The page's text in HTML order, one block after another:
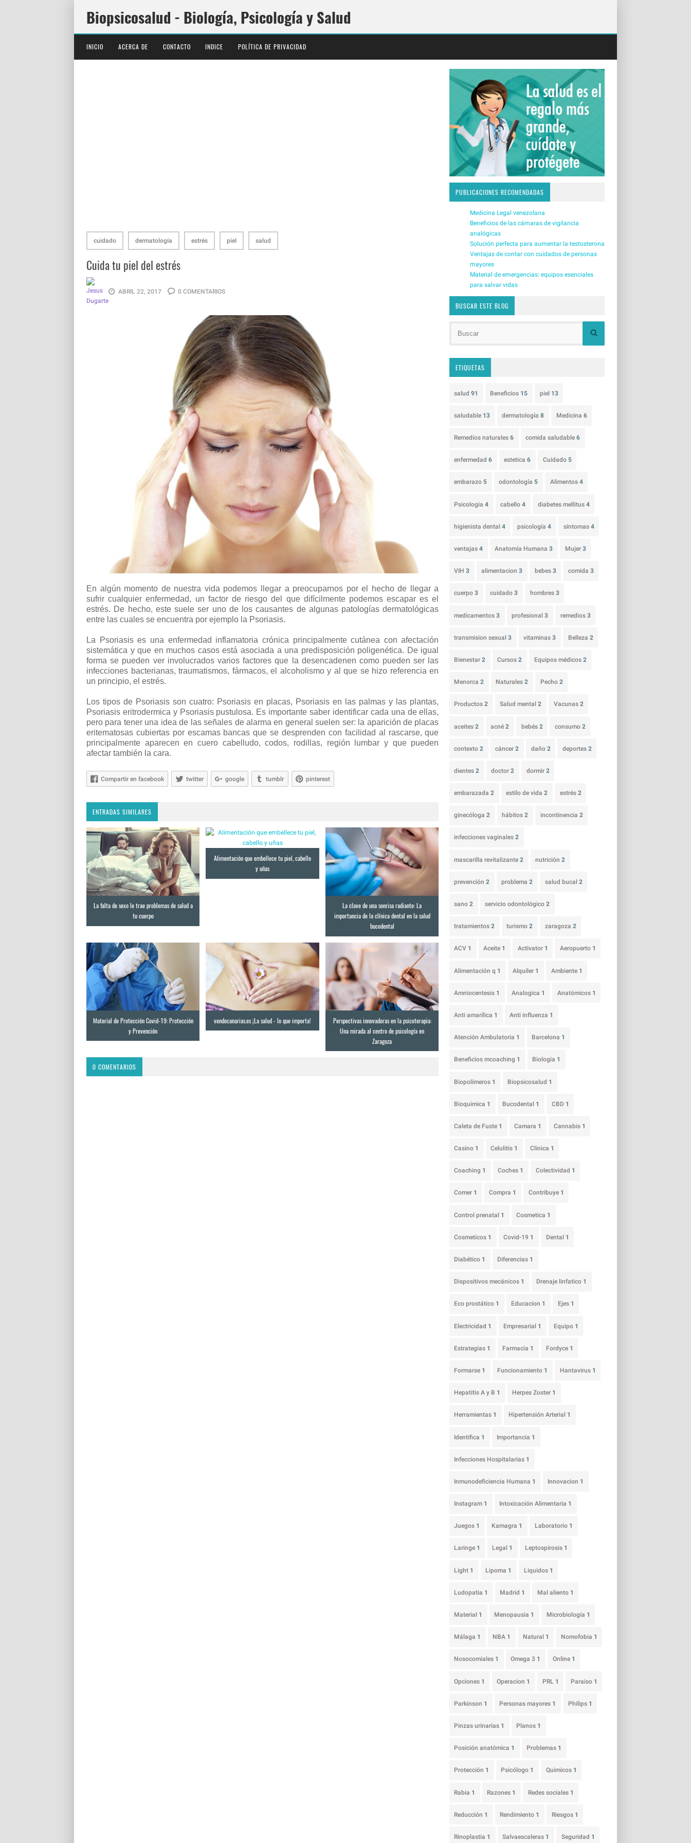
Biopsicosalud - Biología, Psicología y Salud
INICIO ACERCA DE CONTACTO INDICE POLÍTICA DE PRIVACIDAD
cuidado dermatología estrés piel salud
Cuida tu piel del estrés
ABRIL 22, 2017 0 COMENTARIOS
En algún momento de nuestra vida podemos llegar a preocuparnos por el hecho de llegar a
sufrir cualquier enfermedad, un factor de riesgo del que difícilmente podemos escapar es el
estrés. De hecho, este suele ser uno de los causantes de algunas patologías dermatológicas
entre las cuales se encuentra por ejemplo la Psoriasis.
La Psoriasis es una enfermedad inflamatoria crónica principalmente cutánea con afectación
sistemática y que en muchos casos está asociada a una predisposición poligenética. De igual
forma se pueden ver involucrados varios factores que la desencadenen como pueden ser las
infecciones bacterianas, traumatismos, fármacos, el alcoholismo y al que se hizo referencia en
un principio, el estrés.
Los tipos de Psoriasis son cuatro: Psoriasis en placas, Psoriasis en las palmas y las plantas,
Psoriasis eritrodermica y Psoriasis pustulosa. Es importante saber identificar cada una de ellas,
pero para tener una idea de las señales de alarma en general suelen ser: la aparición de placas
eritematosas cubiertas por escamas bancas que se desprenden con facilidad al rascarse, que
principalmente aparecen en cuero cabelludo, codos, rodillas, región lumbar y que pueden
afectar también la cara.
Compartir en facebook twitter google tumblr pinterest
ENTRADAS SIMILARES
La falta de sexo le trae problemas de salud a
tu cuerpo
Alimentación que embellece tu piel, cabello
y uñas
La clave de una sonrisa radiante: La
importancia de la clínica dental en la salud
bucodental
Material de Protección Covid-19: Protección
y Prevención
vendocanarias.es ¡La salud - lo que importa!
Perspectivas innovadoras en la psicoterapia:
Una mirada al centro de psicología en
Zaragoza
0 COMENTARIOS
PUBLICACIONES RECOMENDADAS
Medicina Legal venezolana
Beneficios de las cámaras de vigilancia
analógicas
Solución perfecta para aumentar la testosterona
Ventajas de contar con cuidados de personas
mayores
Material de emergencias: equipos esenciales
para salvar vidas
BUSCAR ESTE BLOG
ETIQUETAS
salud91 Beneficios 15 piel 13
saludable 13 dermatología8 Medicina 6
Remedios naturales6 comida saludable6
enfermedad6 estetica6 Cuidado 5
embarazo 5 odontología 5 Alimentos 4
Psicologia4 cabello4 diabetes mellitus 4
higienista dental4 psicología4 síntomas 4
ventajas4 Anatomía Humana3 Mujer 3
VIH3 alimentacion3 bebes 3 comida 3
cuerpo3 cuidado3 hombres 3
medicamentos3 profesional3 remedios 3
transmision sexual3 vitaminas3 Belleza 2
Bienestar2 Cursos2 Equipos médicos 2
Menorca2 Naturales2 Pecho 2
Productos2 Salud mental2 Vacunas 2
aceites2 acné2 bebés 2 consumo 2
contexto2 cáncer2 daño 2 deportes 2
dientes2 doctor2 dormir 2
embarazada2 estilo de vida2 estrés 2
ginecóloga2 hábitos2 incontinencia 2
infecciones vaginales2
mascarilla revitalizante2 nutrición2
prevención2 problema2 salud bucal 2
sano2 servicio odontológico2
tratamientos2 turismo2 zaragoza 2
ACV 1 Aceite 1 Activator 1 Aeropuerto 1
Alimentación q 1 Alquiler 1 Ambiente 1
Amniocentesis 1 Analogica 1 Anatómicos 1
Anti amarílica 1 Anti influenza 1
Atención Ambulatoria 1 Barcelona 1
Beneficios mcoaching 1 Biologia 1
Biopolímeros 1 Biopsicosalud 1
Bioquimica 1 Bucodental 1 CBD 1
Caleta de Fuste 1 Camara 1 Cannabis 1
Casino 1 Celulitis 1 Clinica 1
Coaching 1 Coches 1 Colectividad 1
Comer 1 Compra 1 Contribuye 1
Control prenatal 1 Cosmetica 1
Cosmeticos 1 Covid-19 1 Dental 1
Diabético 1 Diferencias 1
Dispositivos mecánicos 1 Drenaje linfatico 1
Eco prostático 1 Educacion 1 Ejes 1
Electricidad 1 Empresarial 1 Equipo 1
Estrategias 1 Farmacia 1 Fordyce 1
Formarse 1 Funcionamiento 1 Hantavirus 1
Hepatitis A y B 1 Herpes Zoster 1
Herramientas 1 Hipertensión Arterial 1
Identifica 1 Importancia 1
Infecciones Hospitalarias 1
Inmunodeficiencia Humana 1 Innovacion 1
Instagram 1 Intoxicación Alimentaria 1
Juegos 1 Kamagra 1 Laboratorio 1
Laringe 1 Legal 1 Leptospirosis 1
Light 1 Lipoma 1 Liquidos 1
Ludopatia 1 Madrid 1 Mal aliento 1
Material 1 Menopausia 1 Microbiología 1
Málaga 1 NBA 1 Natural 1 Nomofobia 1
Nosocomiales 1 Omega 3 1 Online 1
Opciones 1 Operacion 1 PRL 1 Paraiso 1
Parkinson 1 Personas mayores 1 Philips 1
Pinzas urinarias 1 Planos 1
Posición anatómica 1 Problemas 1
Protección 1 Psicólogo 1 Quimicos 1
Rabia 1 Razones 1 Redes sociales 1
Reducción 1 Rendimiento 1 Riesgos 1
Rinoplastia 1 Salvaescaleras 1 Seguridad 1